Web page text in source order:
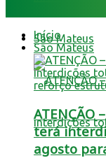
São Mateus
Início
São Mateus
ATENÇÃO
terá
agosto